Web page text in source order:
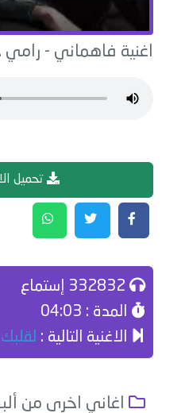
اغنية فاهماني - رامي
تحميل
المدة : 04:03
الاغنية التالية :
اغاني اخرى من